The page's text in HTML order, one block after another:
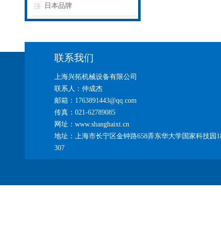
日本品牌
联系我们
上海兴拓机械设备有限公司
联系人：仲成杰
邮箱：1763891443@qq.com
传真：021-62789085
网址：www.shanghaixt.cn
地址：上海市长宁区金钟路658弄东华大学国家科技园
307